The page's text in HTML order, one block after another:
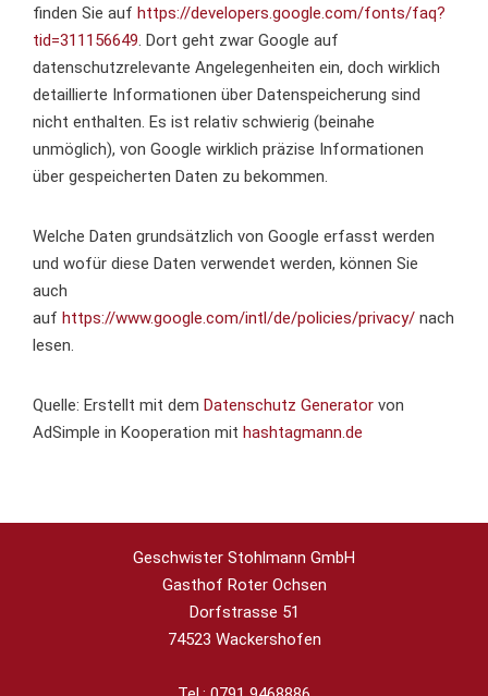
finden Sie auf https://developers.google.com/fonts/faq?
tid=311156649 . Dort geht zwar Google auf
datenschutzrelevante Angelegenheiten ein, doch wirklich
detaillierte Informationen über Datenspeicherung sind
nicht enthalten. Es ist relativ schwierig (beinahe
unmöglich), von Google wirklich präzise Informationen
über gespeicherten Daten zu bekommen.
Welche Daten grundsätzlich von Google erfasst werden
und wofür diese Daten verwendet werden, können Sie
auch
auf https://www.google.com/intl/de/policies/privacy/ nach
lesen.
Quelle: Erstellt mit dem Datenschutz Generator von
AdSimple in Kooperation mit hashtagmann.de
Geschwister Stohlmann GmbH
Gasthof Roter Ochsen
Dorfstrasse 51
74523 Wackershofen